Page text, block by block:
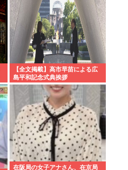
【全文掲載】高市早苗による広
島平和記念式典挨拶
在阪局の女子アナさん、在京局